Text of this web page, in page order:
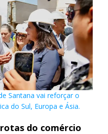
Santana vai reforçar o
do Sul, Europa e Ásia.
do comércio